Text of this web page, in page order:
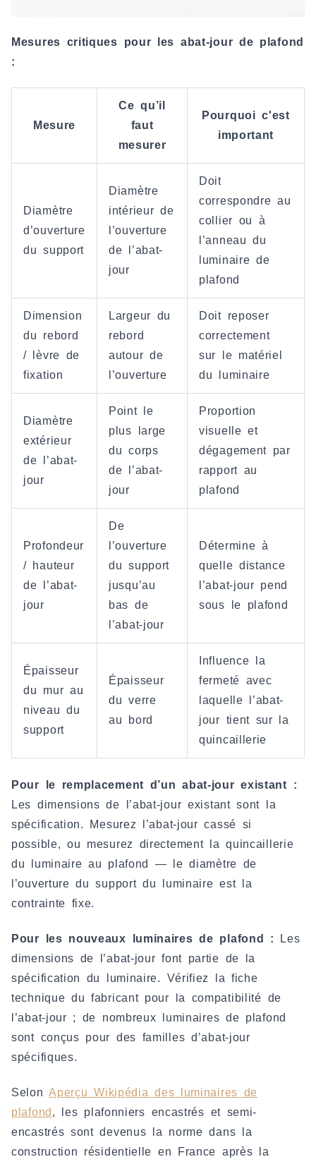
Mesures critiques pour les abat-jour de plafond
:
Mesure
Ce qu’il
faut
mesurer
Pourquoi c'est
important
Diamètre
d’ouverture
du support
Diamètre
intérieur de
l’ouverture
de l’abat-
jour
Doit
correspondre au
collier ou à
l’anneau du
luminaire de
plafond
Dimension
du rebord
/ lèvre de
fixation
Largeur du
rebord
autour de
l’ouverture
Doit reposer
correctement
sur le matériel
du luminaire
Diamètre
extérieur
de l’abat-
jour
Point le
plus large
du corps
de l’abat-
jour
Proportion
visuelle et
dégagement par
rapport au
plafond
Profondeur
/ hauteur
de l’abat-
jour
De
l’ouverture
du support
jusqu’au
bas de
l’abat-jour
Détermine à
quelle distance
l’abat-jour pend
sous le plafond
Épaisseur
du mur au
niveau du
support
Épaisseur
du verre
au bord
Influence la
fermeté avec
laquelle l’abat-
jour tient sur la
quincaillerie
Pour le remplacement d’un abat-jour existant :
Les dimensions de l’abat-jour existant sont la
spécification. Mesurez l’abat-jour cassé si
possible, ou mesurez directement la quincaillerie
du luminaire au plafond — le diamètre de
l’ouverture du support du luminaire est la
contrainte fixe.
Pour les nouveaux luminaires de plafond :
Les
dimensions de l’abat-jour font partie de la
spécification du luminaire. Vérifiez la fiche
technique du fabricant pour la compatibilité de
l’abat-jour ; de nombreux luminaires de plafond
sont conçus pour des familles d’abat-jour
spécifiques.
SelonAperçu Wikipédia des luminaires de
plafond , les plafonniers encastrés et semi-
encastrés sont devenus la norme dans la
construction résidentielle en France après la